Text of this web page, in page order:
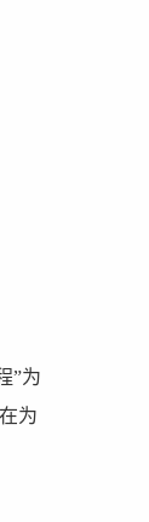
”为
为